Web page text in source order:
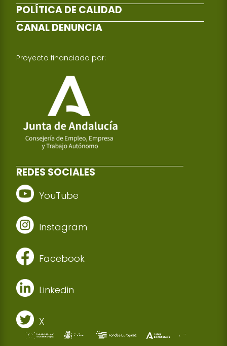
POLÍTICA DE CALIDAD
CANAL DENUNCIA
Proyecto financiado por:
REDES SOCIALES
YouTube
Instagram
Facebook
Linkedin
X